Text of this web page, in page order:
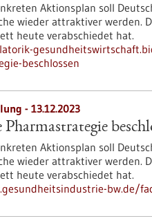
Aktionsplan soll
wieder attraktiver werden.
heute verabschiedet hat.
beschlossen
- 13.12.2023
Aktionsplan soll
wieder attraktiver werden.
heute verabschiedet hat.
bw.de/